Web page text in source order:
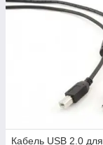
Кабель USB 2.0 для